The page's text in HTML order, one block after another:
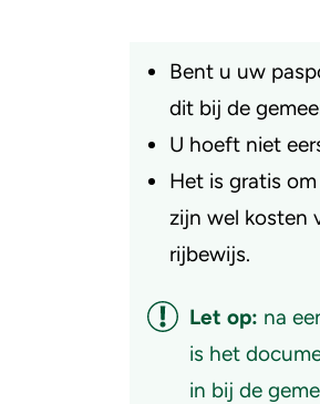
Bent u uw
dit bij de
U hoeft niet
Het is gratis
zijn wel kosten
rijbewijs.
Let op: na
is het
in bij de